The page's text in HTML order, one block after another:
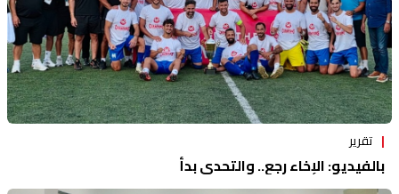
تقرير
بالفيديو: الإخاء رجع.. والتحدي بدأ